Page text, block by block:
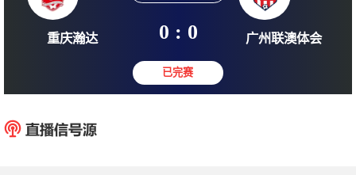
2026-07-08 17:00:00
0 : 0